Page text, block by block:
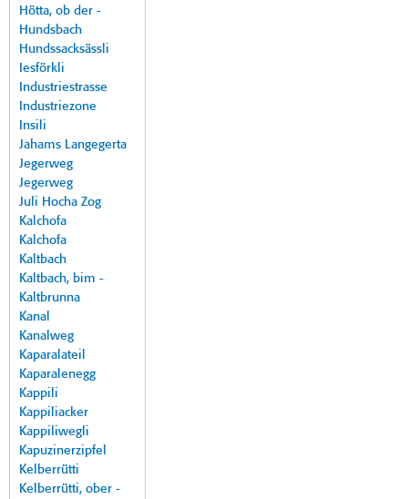
Hötta, ob der -
Hundsbach
Hundssacksässli
Iesförkli
Industriestrasse
Industriezone
Insili
Jahams Langegerta
Jegerweg
Jegerweg
Juli Hocha Zog
Kalchofa
Kalchofa
Kaltbach
Kaltbach, bim -
Kaltbrunna
Kanal
Kanalweg
Kaparalateil
Kaparalenegg
Kappili
Kappiliacker
Kappiliwegli
Kapuzinerzipfel
Kelberrütti
Kelberrütti, ober -